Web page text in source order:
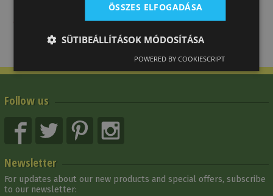
Follow us
Newsletter
For updates about our new products and special offers, subscribe
to our newsletter:
ÖSSZES ELFOGADÁSA
SÜTIBEÁLLÍTÁSOK MÓDOSÍTÁSA
POWERED BY COOKIESCRIPT